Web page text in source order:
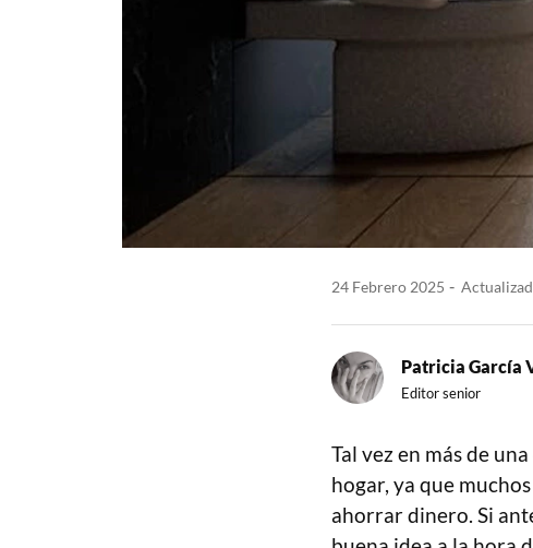
24 Febrero 2025
Patricia García
Editor senior
Tal vez en más de
hogar, ya que
ahorrar dinero. Si